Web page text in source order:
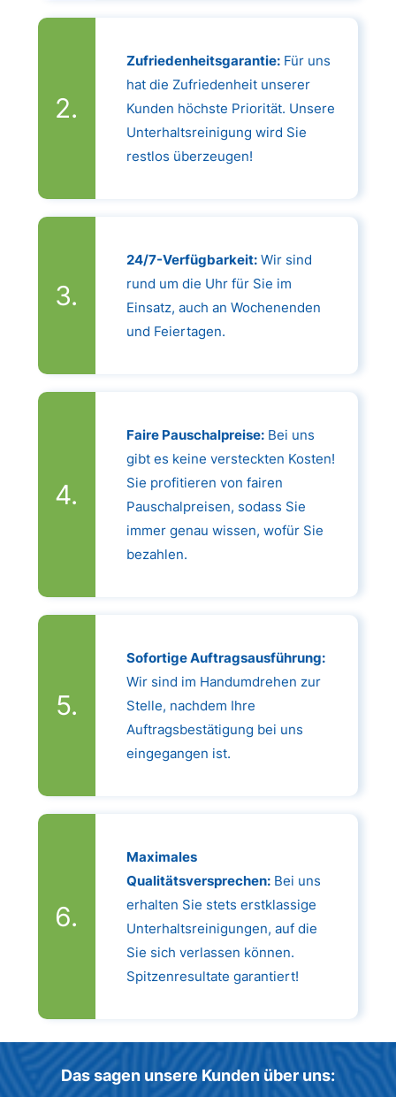
Zufriedenheitsgarantie:Für uns
hat die Zufriedenheit unserer
Kunden höchste Priorität. Unsere
Unterhaltsreinigung wird Sie
restlos überzeugen!
24/7-Verfügbarkeit:Wir sind
rund um die Uhr für Sie im
Einsatz, auch an Wochenenden
und Feiertagen.
Faire Pauschalpreise:Bei uns
gibt es keine versteckten Kosten!
Sie profitieren von fairen
Pauschalpreisen, sodass Sie
immer genau wissen, wofür Sie
bezahlen.
Sofortige Auftragsausführung:
Wir sind im Handumdrehen zur
Stelle, nachdem Ihre
Auftragsbestätigung bei uns
eingegangen ist.
Maximales
Qualitätsversprechen:Bei uns
erhalten Sie stets erstklassige
Unterhaltsreinigungen, auf die
Sie sich verlassen können.
Spitzenresultate garantiert!
Das sagen unsere Kunden über uns: